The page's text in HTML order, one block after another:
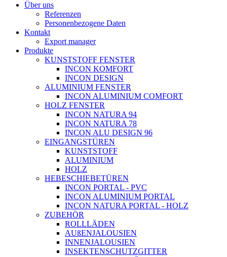
Über uns
Referenzen
Personenbezogene Daten
Kontakt
Export manager
Produkte
KUNSTSTOFF FENSTER
INCON KOMFORT
INCON DESIGN
ALUMINIUM FENSTER
INCON ALUMINIUM COMFORT
HOLZ FENSTER
INCON NATURA 94
INCON NATURA 78
INCON ALU DESIGN 96
EINGANGSTÜREN
KUNSTSTOFF
ALUMINIUM
HOLZ
HEBESCHIEBETÜREN
INCON PORTAL - PVC
INCON ALUMINIUM PORTAL
INCON NATURA PORTAL - HOLZ
ZUBEHÖR
ROLLLÄDEN
AUßENJALOUSIEN
INNENJALOUSIEN
INSEKTENSCHUTZGITTER